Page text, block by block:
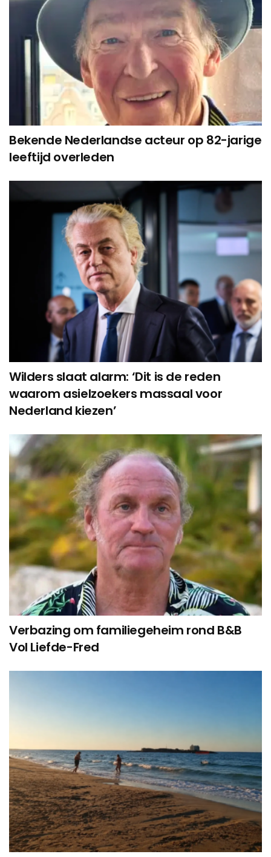
Bekende Nederlandse acteur op 82-jarige
leeftijd overleden
Wilders slaat alarm: ‘Dit is de reden
waarom asielzoekers massaal voor
Nederland kiezen’
Verbazing om familiegeheim rond B&B
Vol Liefde-Fred